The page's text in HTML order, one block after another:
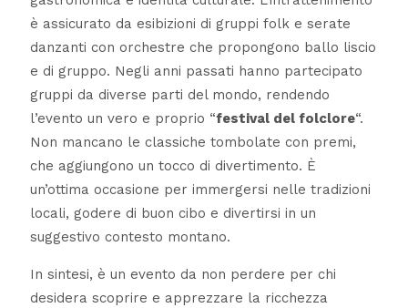
è assicurato da esibizioni di gruppi folk e serate
danzanti con orchestre che propongono ballo liscio
e di gruppo. Negli anni passati hanno partecipato
gruppi da diverse parti del mondo, rendendo
l’evento un vero e proprio “festival del folclore“.
Non mancano le classiche tombolate con premi,
che aggiungono un tocco di divertimento. È
un’ottima occasione per immergersi nelle tradizioni
locali, godere di buon cibo e divertirsi in un
suggestivo contesto montano.
In sintesi, è un evento da non perdere per chi
desidera scoprire e apprezzare la ricchezza